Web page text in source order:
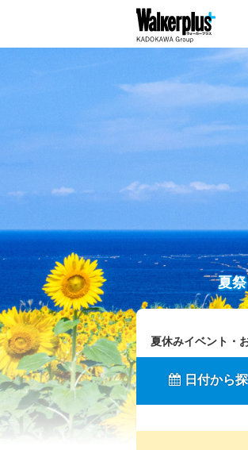
夏
夏休みイベント・
日付から